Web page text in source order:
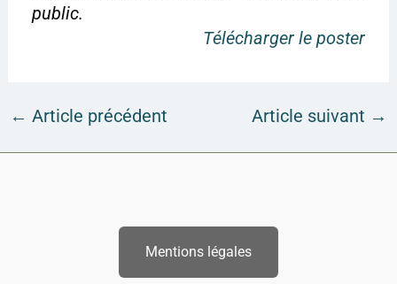
public.
Télécharger le poster
← Article précédent Article suivant →
Mentions légales